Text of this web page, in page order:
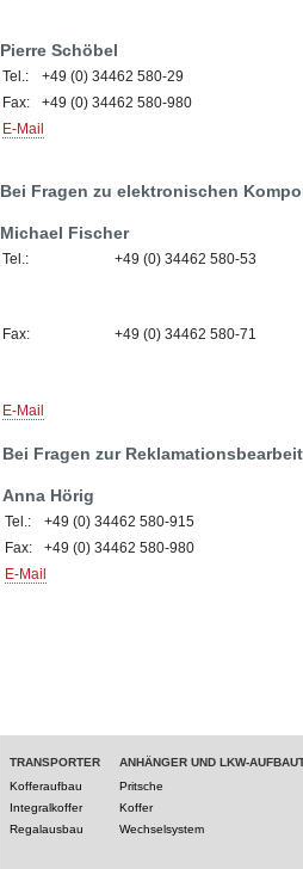
Pierre Schöbel
Tel.:
+49 (0) 34462 580-29
Fax:
+49 (0) 34462 580-980
E-Mail
Bei Fragen zu elektronischen
Michael Fischer
Tel.: +49 (0) 34462 580-53
Fax: +49 (0) 34462 580-71
E-Mail
Bei Fragen zur
Anna Hörig
Tel.:
+49 (0) 34462 580-915
Fax:
+49 (0) 34462 580-980
E-Mail
TRANSPORTER
Kofferaufbau
Integralkoffer
Regalausbau
ANHÄNGER UND LKW-
Pritsche
Koffer
Wechselsystem